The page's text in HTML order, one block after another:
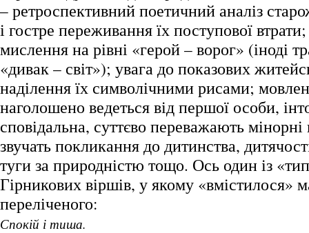
– ретроспективний поетичний аналіз
і гостре переживання їх поступової
мислення на рівні «герой – ворог» (іноді
«дивак – світ»); увага до показових
наділення їх символічними рисами;
наголошено ведеться від першої особи,
сповідальна, суттєво переважають мінорні
звучать покликання до дитинства,
туги за природністю тощо. Ось один із
Гірникових віршів, у якому «вмістилося»
переліченого:
Спокій і тиша.